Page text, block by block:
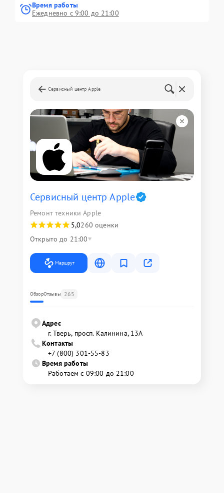
Время работы
Ежедневно с 9:00 до 21:00
Сервисный центр Apple
Сервисный центр Apple
Ремонт техники Apple
5,0260 оценки
Открыто до 21:00
Маршрут
ОбзорОтзывы 265
Адрес
г. Тверь, просп. Калинина, 13А
Контакты
+7 (800) 301-55-83
Время работы
Работаем с 09:00 до 21:00